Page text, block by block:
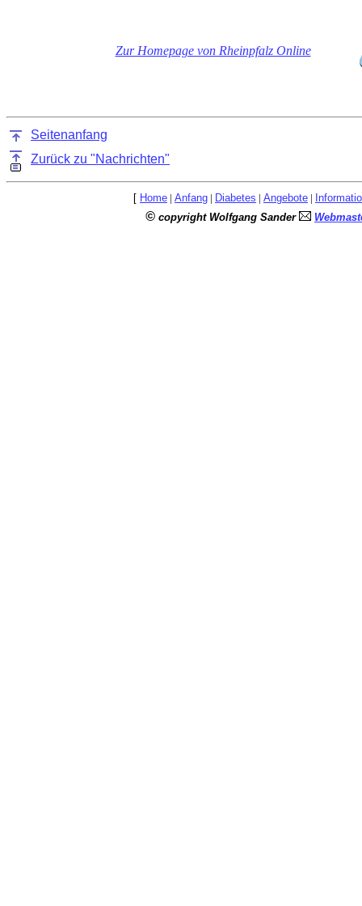
Zur Homepage von Rheinpfalz Online
Seitenanfang
Zurück zu "Nachrichten"
[ Home | Anfang | Diabetes | Angebote |
© copyright Wolfgang Sander